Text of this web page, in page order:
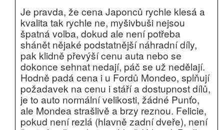
Je pravda, že cena Japonců rychle klesá a
kvalita tak rychle ne, myšivbuši nejsou
špatná volba, dokud ale není potřeba
shánět nějaké podstatnější náhradní díly,
pak klidně převýší cenu auta nebo se
dokonce sehnat nedají, páč se už nedělají.
Hodně padá cena i u Fordů Mondeo, splňují
požadavek na cenu i stáří a dostupnost dílů,
je to auto normální velikosti, žádné Punťo,
ale Mondea strašlivě a brzy reznou. Felicie,
pokud není rezlá (hlavně zadní dveře), není